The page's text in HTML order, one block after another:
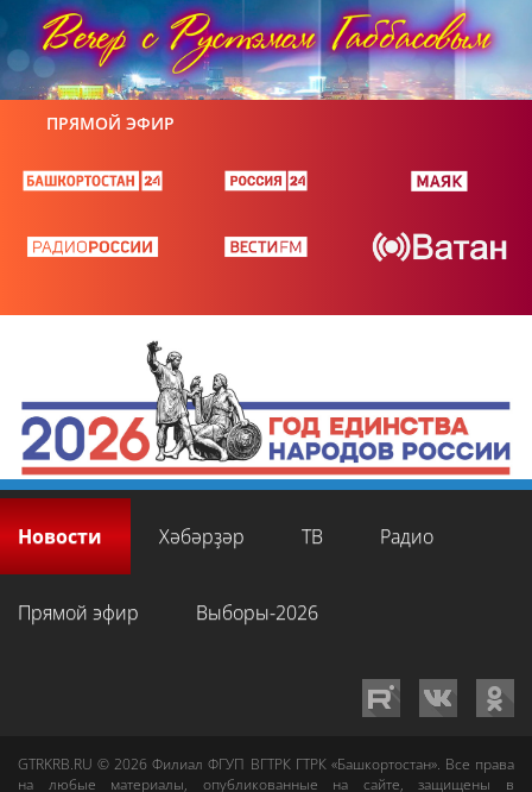
ПРЯМОЙ ЭФИР
Новости Хәбәрҙәр ТВ Радио
Прямой эфир Выборы-2026
GTRKRB.RU © 2026Филиал ФГУП ВГТРК ГТРК «Башкортостан». Все права
на любые материалы, опубликованные на сайте, защищены в